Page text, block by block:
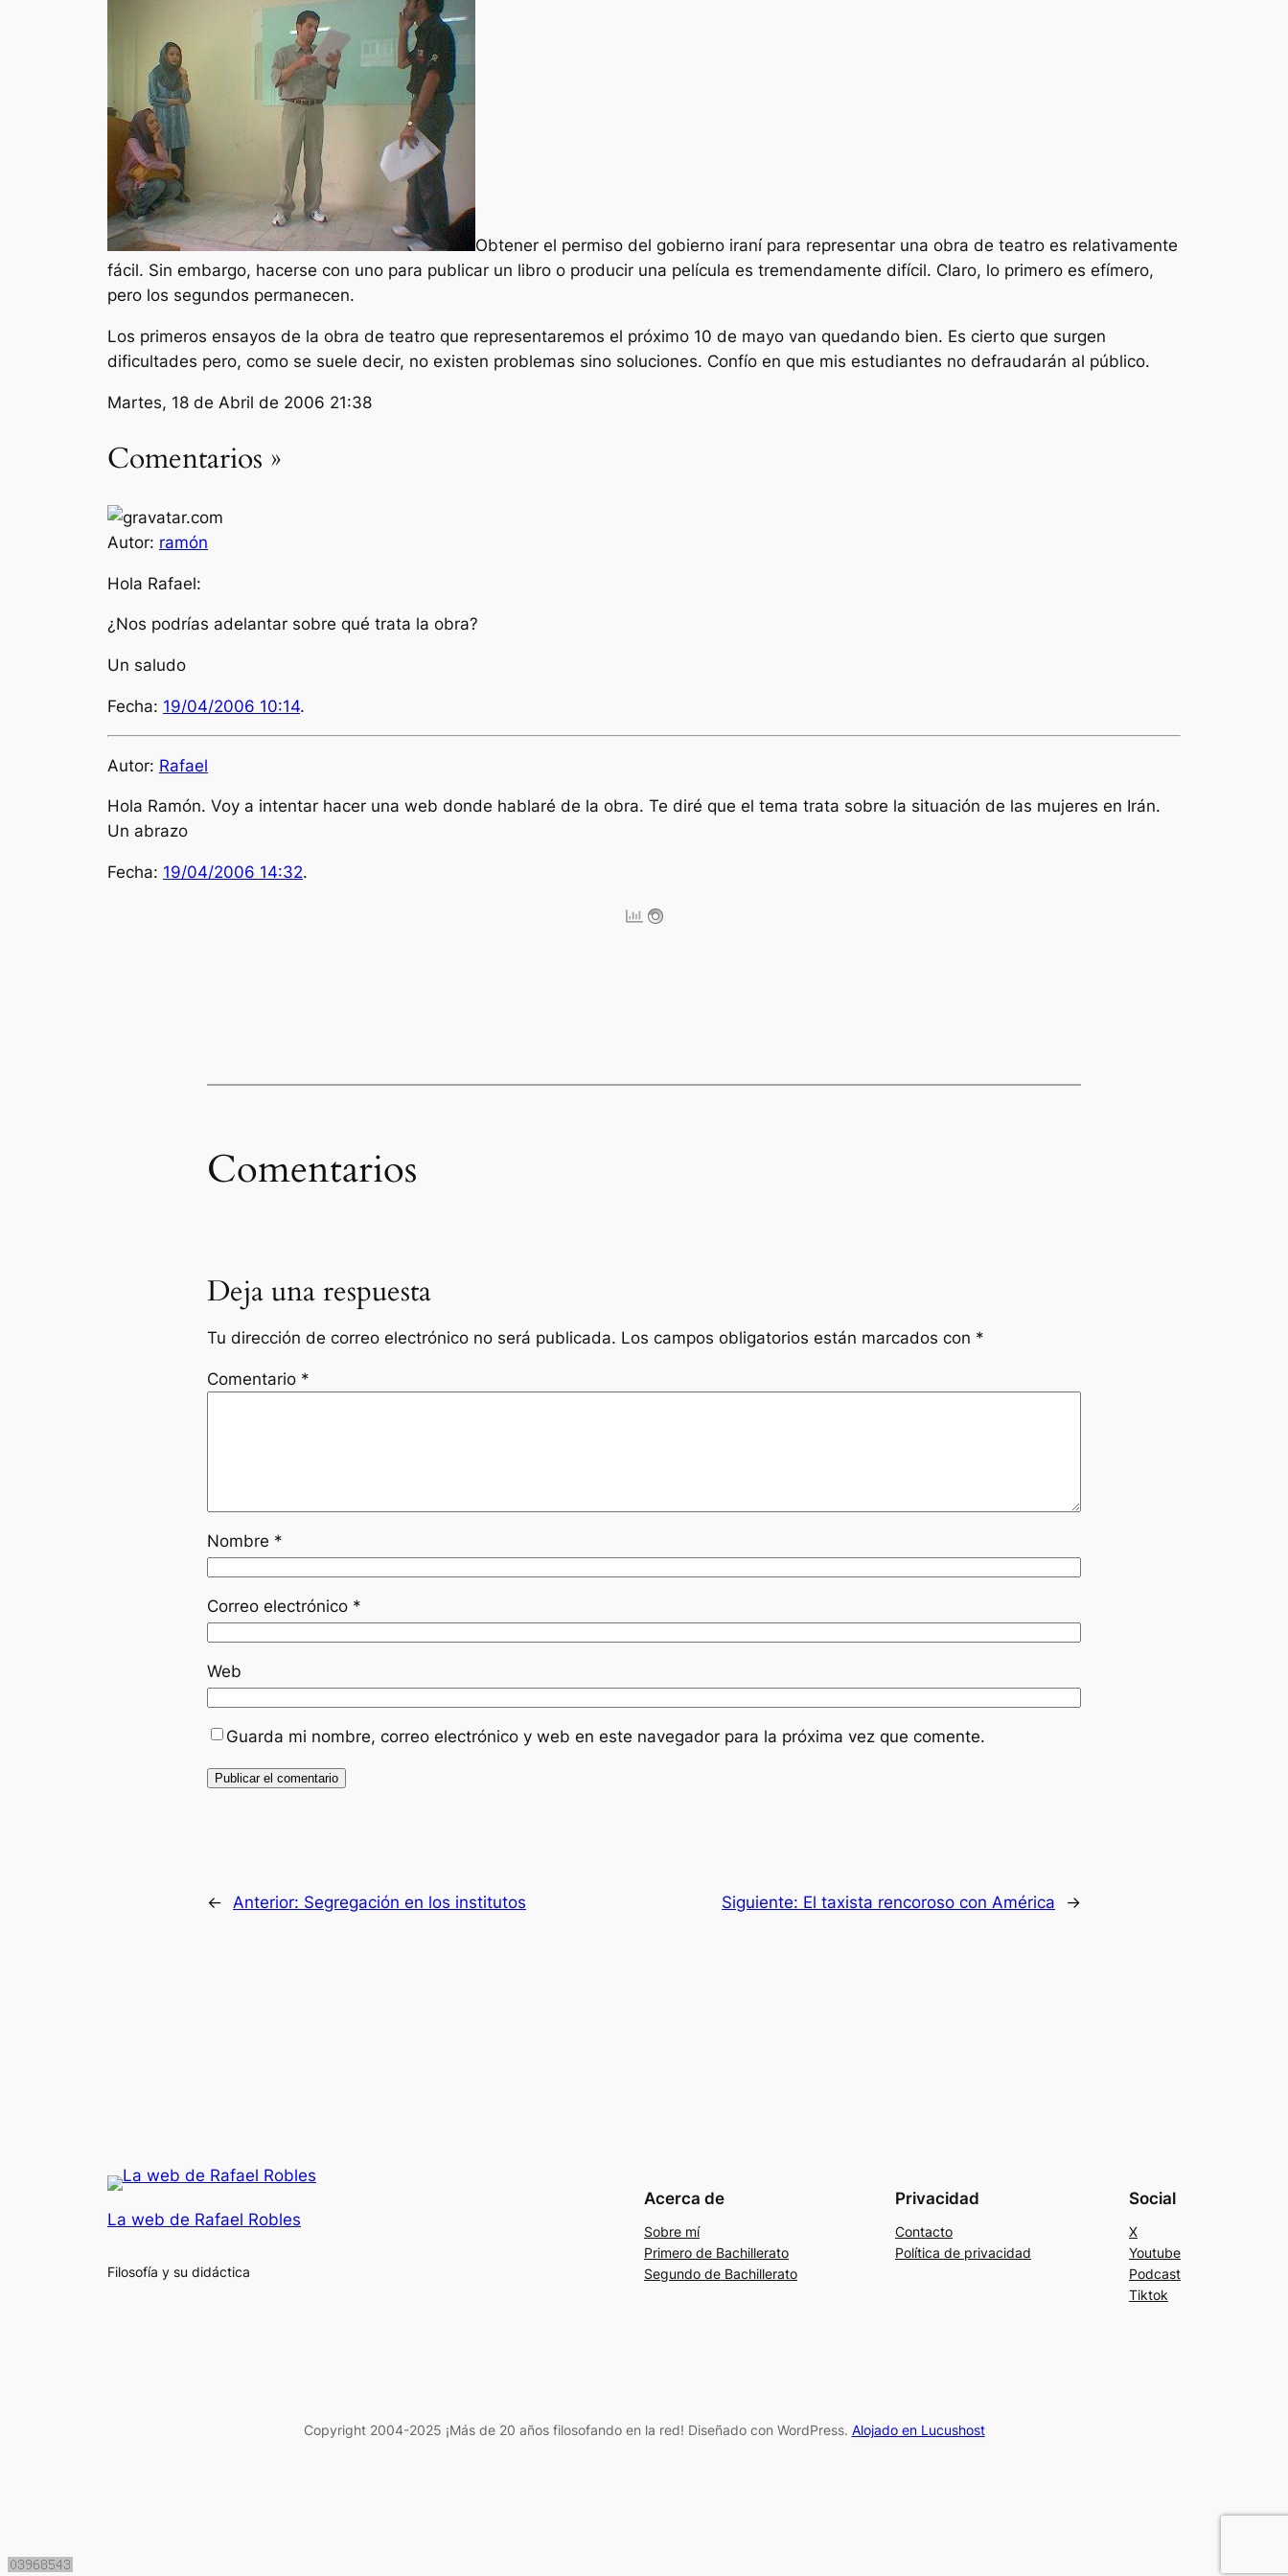
Obtener el permiso del gobierno iraní para representar una obra de teatro es relativamente
fácil. Sin embargo, hacerse con uno para publicar un libro o producir una película es tremendamente difícil. Claro, lo primero es efímero,
pero los segundos permanecen.
Los primeros ensayos de la obra de teatro que representaremos el próximo 10 de mayo van quedando bien. Es cierto que surgen
dificultades pero, como se suele decir, no existen problemas sino soluciones. Confío en que mis estudiantes no defraudarán al público.
Martes, 18 de Abril de 2006 21:38
Comentarios »
Autor: ramón
Hola Rafael:
¿Nos podrías adelantar sobre qué trata la obra?
Un saludo
Fecha: 19/04/2006 10:14.
Autor: Rafael
Hola Ramón. Voy a intentar hacer una web donde hablaré de la obra. Te diré que el tema trata sobre la situación de las mujeres en Irán.
Un abrazo
Fecha: 19/04/2006 14:32.
Comentarios
Deja una respuesta
Tu dirección de correo electrónico no será publicada. Los campos obligatorios están marcados con *
Comentario *
Nombre *
Correo electrónico *
Web
Guarda mi nombre, correo electrónico y web en este navegador para la próxima vez que comente.
← Anterior: Segregación en los institutos Siguiente: El taxista rencoroso con América →
La web de Rafael Robles
Filosofía y su didáctica
Acerca de
Sobre mí
Primero de Bachillerato
Segundo de Bachillerato
Privacidad
Contacto
Política de privacidad
Social
X
Youtube
Podcast
Tiktok
Copyright 2004-2025 ¡Más de 20 años filosofando en la red! Diseñado con WordPress. Alojado en Lucushost